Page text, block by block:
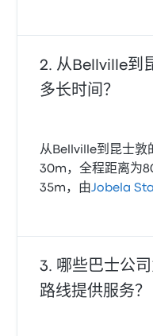
从Bellville到
多长时间？
从Bellville到昆士敦
30m，全程距离为
35m，由Jobela
哪些巴士公
路线提供服务？